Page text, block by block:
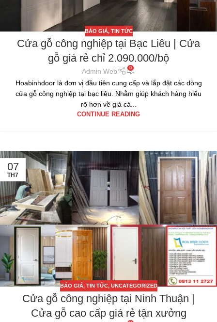
BÁO GIÁ, TIN TỨC
Cửa gỗ công nghiệp tại Bạc Liêu | Cửa
gỗ giá rẻ chỉ 2.090.000/bộ
Admin Web 0
Hoabinhdoor là đơn vị đầu tiên cung cấp và lắp đặt các dòng
cửa gỗ công nghiệp tại bạc liêu. Nhằm giúp khách hàng hiểu
rõ hơn về giá cả...
CONTINUE READING
07
TH7
BÁO GIÁ, TIN TỨC, UNCATEGORIZED
Cửa gỗ công nghiệp tại Ninh Thuận |
Cửa gỗ cao cấp giá rẻ tận xưởng